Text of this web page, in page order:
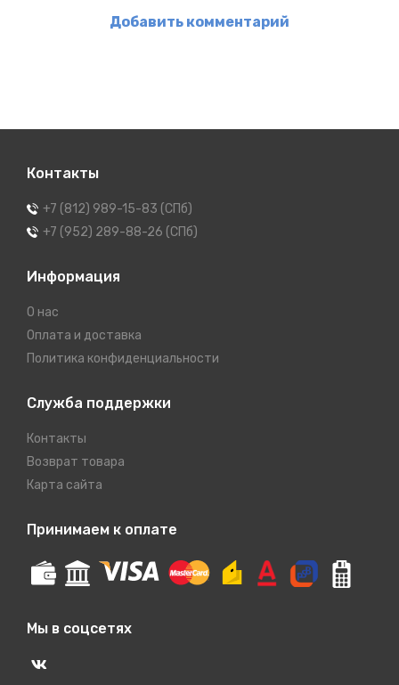
Добавить комментарий
Контакты
+7 (812) 989-15-83 (СПб)
+7 (952) 289-88-26 (СПб)
Информация
О нас
Оплата и доставка
Политика конфиденциальности
Служба поддержки
Контакты
Возврат товара
Карта сайта
Принимаем к оплате
Мы в соцсетях